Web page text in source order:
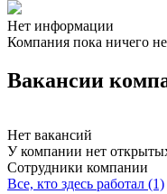
Нет информации
Компания пока ничего не
Вакансии
Нет вакансий
У компании нет
Сотрудники компании
Все, кто здесь работал (1)